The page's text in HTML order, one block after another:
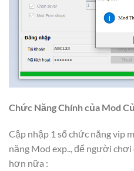
Chức Năng Chính của Mod
Cập nhập 1 số chức năng vip
năng Mod exp.., để người
hơn nữa :